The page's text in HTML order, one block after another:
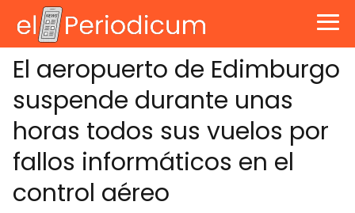
El aeropuerto de Edimburgo
suspende durante unas
horas todos sus vuelos por
fallos informáticos en el
control aéreo